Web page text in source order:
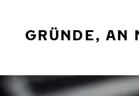
GRÜNDE, AN